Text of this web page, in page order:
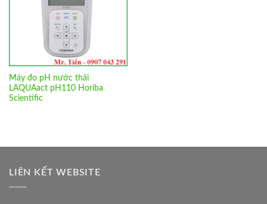
Máy đo pH nước thải
LAQUAact pH110 Horiba
Scientific
LIÊN KẾT WEBSITE